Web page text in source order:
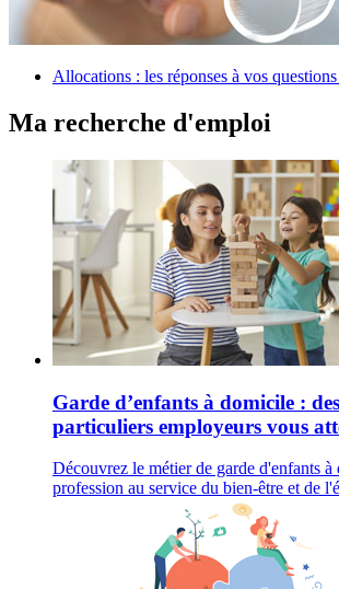
Allocations : les réponses à vos
Ma recherche d'emploi
Garde d’enfants à domicile :
particuliers employeurs vous
Découvrez le métier de garde d'enfants
profession au service du bien-être et de